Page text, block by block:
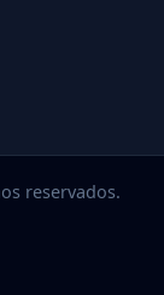
reservados.